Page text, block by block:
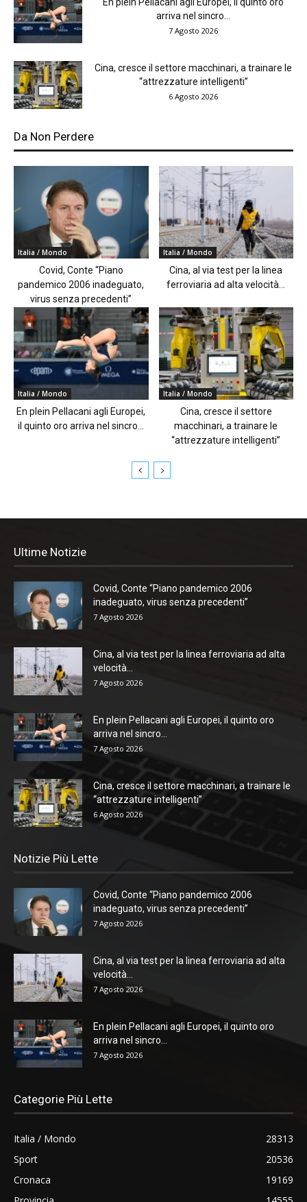
arriva nel sincro...
7 Agosto 2026
Cina, cresce il settore macchinari, a trainare le
“attrezzature intelligenti”
6 Agosto 2026
Da Non Perdere
Italia / Mondo
Covid, Conte “Piano
pandemico 2006 inadeguato,
virus senza precedenti”
Italia / Mondo
Cina, al via test per la linea
ferroviaria ad alta velocità...
Italia / Mondo
En plein Pellacani agli Europei,
il quinto oro arriva nel sincro...
Italia / Mondo
Cina, cresce il settore
macchinari, a trainare le
“attrezzature intelligenti”
Ultime Notizie
Covid, Conte “Piano pandemico 2006
inadeguato, virus senza precedenti”
7 Agosto 2026
Cina, al via test per la linea ferroviaria ad alta
velocità...
7 Agosto 2026
En plein Pellacani agli Europei, il quinto oro
arriva nel sincro...
7 Agosto 2026
Cina, cresce il settore macchinari, a trainare le
“attrezzature intelligenti”
6 Agosto 2026
Notizie Più Lette
Covid, Conte “Piano pandemico 2006
inadeguato, virus senza precedenti”
7 Agosto 2026
Cina, al via test per la linea ferroviaria ad alta
velocità...
7 Agosto 2026
En plein Pellacani agli Europei, il quinto oro
arriva nel sincro...
7 Agosto 2026
Categorie Più Lette
Italia / Mondo
28313
Sport
20536
Cronaca
19169